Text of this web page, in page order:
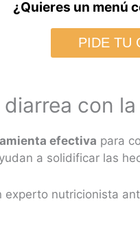
¿Quieres un menú
PIDE TU
con
efectiva para
a solidificar las
experto nutricionista